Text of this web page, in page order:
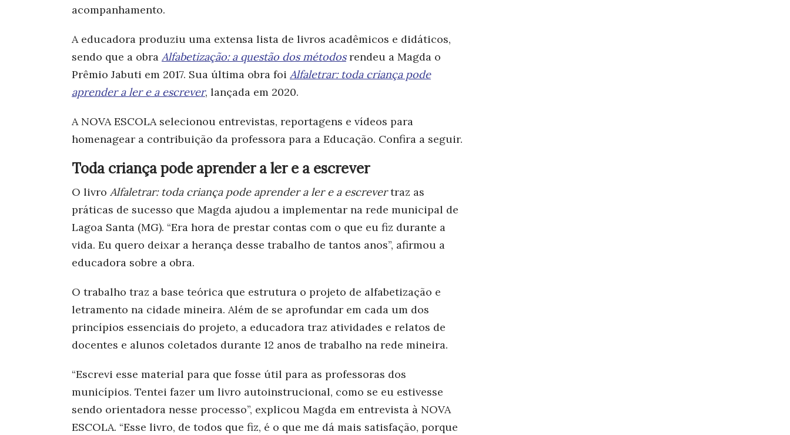
acompanhamento.
A educadora produziu uma extensa lista de livros acadêmicos e didáticos,
sendo que a obra Alfabetização: a questão dos métodosrendeu a Magda o
Prêmio Jabuti em 2017. Sua última obra foi Alfaletrar: toda criança pode
aprender a ler e a escrever, lançada em 2020.
A NOVA ESCOLA selecionou entrevistas, reportagens e vídeos para
homenagear a contribuição da professora para a Educação. Confira a seguir.
Toda criança pode aprender a ler e a escrever
O livro Alfaletrar: toda criança pode aprender a ler e a escrevertraz as
práticas de sucesso que Magda ajudou a implementar na rede municipal de
Lagoa Santa (MG). “Era hora de prestar contas com o que eu fiz durante a
vida. Eu quero deixar a herança desse trabalho de tantos anos”, afirmou a
educadora sobre a obra.
O trabalho traz a base teórica que estrutura o projeto de alfabetização e
letramento na cidade mineira. Além de se aprofundar em cada um dos
princípios essenciais do projeto, a educadora traz atividades e relatos de
docentes e alunos coletados durante 12 anos de trabalho na rede mineira.
“Escrevi esse material para que fosse útil para as professoras dos
municípios. Tentei fazer um livro autoinstrucional, como se eu estivesse
sendo orientadora nesse processo”, explicou Magda em entrevista à NOVA
ESCOLA. “Esse livro, de todos que fiz, é o que me dá mais satisfação, porque